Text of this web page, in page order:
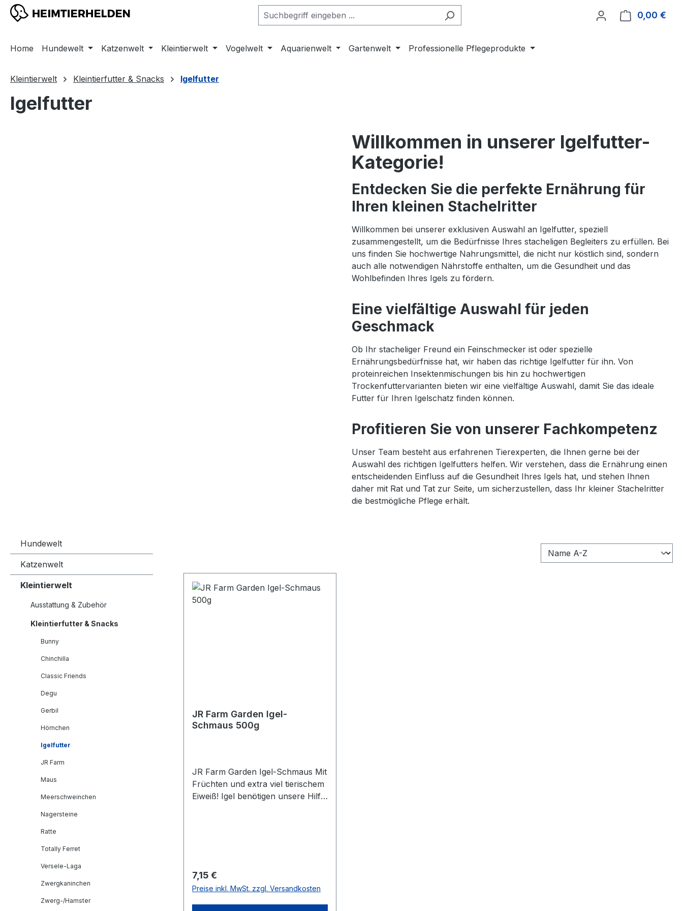
Hauptinhalt springen
Zur Suche springen
Zur Hauptnavigation springen 0,00 €
Home Hundewelt Katzenwelt Kleintierwelt Vogelwelt Aquarienwelt Gartenwelt Professionelle Pflegeprodukte
Kleintierwelt Kleintierfutter & Snacks Igelfutter
Igelfutter
Willkommen in unserer Igelfutter-
Kategorie!
Entdecken Sie die perfekte Ernährung für
Ihren kleinen Stachelritter
Willkommen bei unserer exklusiven Auswahl an Igelfutter, speziell
zusammengestellt, um die Bedürfnisse Ihres stacheligen Begleiters zu erfüllen. Bei
uns finden Sie hochwertige Nahrungsmittel, die nicht nur köstlich sind, sondern
auch alle notwendigen Nährstoffe enthalten, um die Gesundheit und das
Wohlbefinden Ihres Igels zu fördern.
Eine vielfältige Auswahl für jeden
Geschmack
Ob Ihr stacheliger Freund ein Feinschmecker ist oder spezielle
Ernährungsbedürfnisse hat, wir haben das richtige Igelfutter für ihn. Von
proteinreichen Insektenmischungen bis hin zu hochwertigen
Trockenfuttervarianten bieten wir eine vielfältige Auswahl, damit Sie das ideale
Futter für Ihren Igelschatz finden können.
Profitieren Sie von unserer Fachkompetenz
Unser Team besteht aus erfahrenen Tierexperten, die Ihnen gerne bei der
Auswahl des richtigen Igelfutters helfen. Wir verstehen, dass die Ernährung einen
entscheidenden Einfluss auf die Gesundheit Ihres Igels hat, und stehen Ihnen
daher mit Rat und Tat zur Seite, um sicherzustellen, dass Ihr kleiner Stachelritter
die bestmögliche Pflege erhält.
Hundewelt
Katzenwelt
Kleintierwelt
Ausstattung & Zubehör
Kleintierfutter & Snacks
Bunny
Chinchilla
Classic Friends
Degu
Gerbil
Hörnchen
Igelfutter
JR Farm
Maus
Meerschweinchen
Nagersteine
Ratte
Totally Ferret
Versele-Laga
Zwergkaninchen
Zwerg-/Hamster
JR Farm Garden Igel-
Schmaus 500g
JR Farm Garden Igel-Schmaus Mit
Früchten und extra viel tierischem
Eiweiß! Igel benötigen unsere Hilfe,
den Winter gerüstet zu sein. Bei
Bedarf kann das Futter mit etwas
Wasser eingeweicht werden.
Fütterungsempfehlung Je nach
Regulärer Preis:
7,15 €
Preise inkl. MwSt. zzgl. Versandkosten